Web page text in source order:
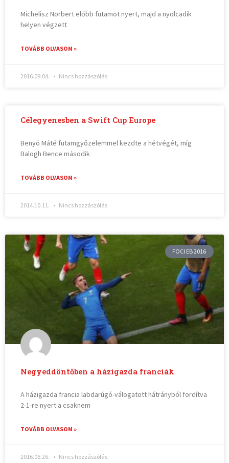
Michelisz Norbert előbb futamot nyert, majd a nyolcadik
helyen végzett
TOVÁBB OLVASOM »
2016.09.04. Nincs hozzászólás
Célegyenesben a Swift Cup Europe
Benyó Máté futamgyőzelemmel kezdte a hétvégét, míg
Balogh Bence második
TOVÁBB OLVASOM »
2014.10.11. Nincs hozzászólás
FOCI EB 2016
Negyeddöntőben a házigazda franciák
A házigazda francia labdarúgó-válogatott hátrányból fordítva
2-1-re nyert a csaknem
TOVÁBB OLVASOM »
2016.06.26. Nincs hozzászólás